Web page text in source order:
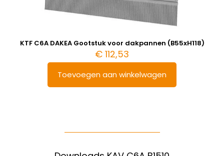
KTF C6A DAKEA Gootstuk voor dakpannen (B55xH118)
€ 112,53
Toevoegen aan winkelwagen